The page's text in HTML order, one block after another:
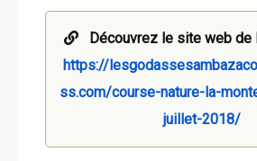
Découvrez le site web de
https://
ss.com/course-nature-la-
juillet-2018/